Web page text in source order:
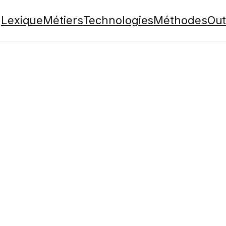
LexiqueMétiersTechnologiesMéthodes